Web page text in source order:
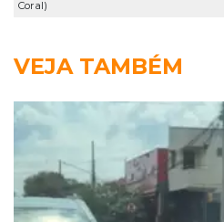
Coral)
VEJA TAMBÉM